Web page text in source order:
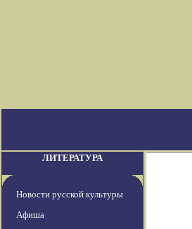
ЛИТЕРАТУРА
Новости русской культуры
Афиша